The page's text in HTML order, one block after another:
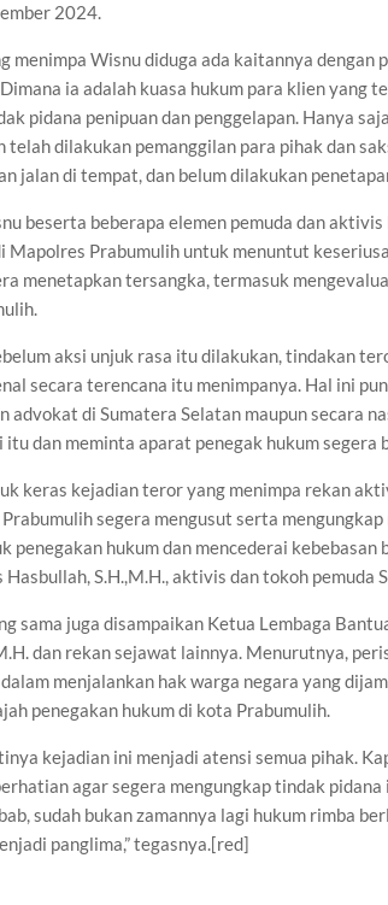
2024.
menimpa Wisnu diduga ada kaitannya dengan
ia adalah kuasa hukum para klien yang
pidana penipuan dan penggelapan. Hanya
telah dilakukan pemanggilan para pihak dan
jalan di tempat, dan belum dilakukan
beserta beberapa elemen pemuda dan
Mapolres Prabumulih untuk menuntut
menetapkan tersangka, termasuk
aksi unjuk rasa itu dilakukan, tindakan
secara terencana itu menimpanya. Hal ini
advokat di Sumatera Selatan maupun secara
itu dan meminta aparat penegak hukum segera
keras kejadian teror yang menimpa rekan
segera mengusut serta
penegakan hukum dan mencederai kebebasan
Hasbullah, S.H.,M.H., aktivis dan tokoh pemuda
sama juga disampaikan Ketua Lembaga
dan rekan sejawat lainnya. Menurutnya,
menjalankan hak warga negara yang
penegakan hukum di kota Prabumulih.
kejadian ini menjadi atensi semua pihak.
agar segera mengungkap tindak
sudah bukan zamannya lagi hukum rimba
panglima,” tegasnya.[red]